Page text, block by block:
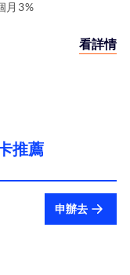
月3%
看詳情
推薦
申辦去